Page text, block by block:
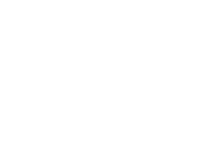
un nouvel onglet)